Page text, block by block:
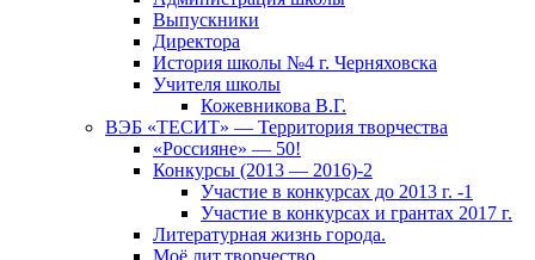
Выпускники
Директора
История школы №4 г. Черняховска
Учителя школы
Кожевникова В.Г.
ВЭБ «ТЕСИТ» — Территория творчества
«Россияне» — 50!
Конкурсы (2013 — 2016)-2
Участие в конкурсах до 2013 г. -1
Участие в конкурсах и грантах 2017 г.
Литературная жизнь города.
Моё лит.творчество